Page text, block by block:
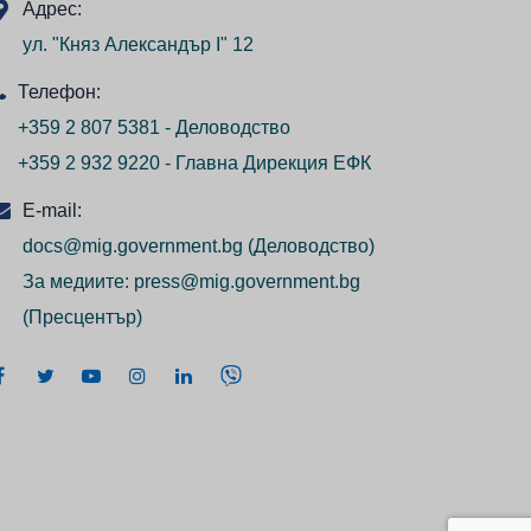
Адрес:
ул. "Княз Александър I" 12
Телефон:
+359 2 807 5381 - Деловодство
+359 2 932 9220 - Главна Дирекция ЕФК
E-mail:
docs@mig.government.bg (Деловодство)
За медиите: press@mig.government.bg
(Пресцентър)